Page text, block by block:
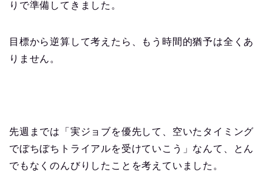
りで準備してきました。
目標から逆算して考えたら、もう時間的猶予は全くあ
りません。
先週までは「実ジョブを優先して、空いたタイミング
でぼちぼちトライアルを受けていこう」なんて、とん
でもなくのんびりしたことを考えていました。